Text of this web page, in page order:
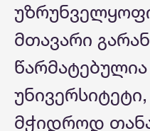
მთავარი
წარმატებულია
მჭიდროდ